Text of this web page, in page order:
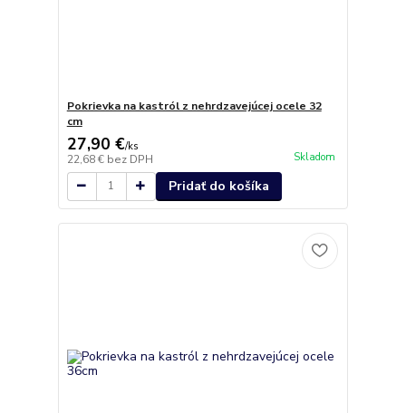
Pokrievka na kastról z nehrdzavejúcej ocele 32
cm
27,90 €/ks
22,68 € bez DPH Skladom
Pridať do košíka